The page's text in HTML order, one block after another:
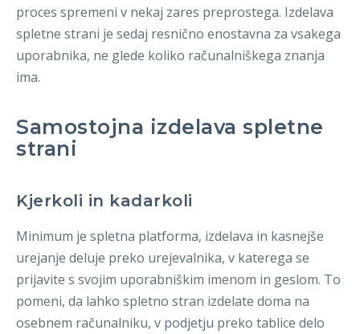
proces spremeni v nekaj zares preprostega. Izdelava
spletne strani je sedaj resnično enostavna za vsakega
uporabnika, ne glede koliko računalniškega znanja
ima.
Samostojna izdelava spletne
strani
Kjerkoli in kadarkoli
Minimum je spletna platforma, izdelava in kasnejše
urejanje deluje preko urejevalnika, v katerega se
prijavite s svojim uporabniškim imenom in geslom. To
pomeni, da lahko spletno stran izdelate doma na
osebnem računalniku, v podjetju preko tablice delo